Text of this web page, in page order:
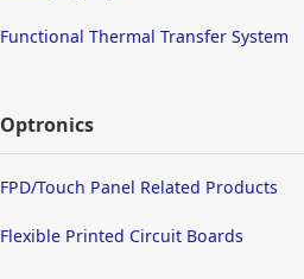
Functional Thermal Transfer System
Optronics
FPD/Touch Panel Related Products
Flexible Printed Circuit Boards